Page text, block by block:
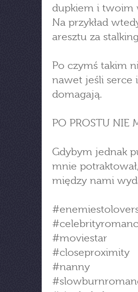
dupkiem i
Na przykład
aresztu za
Po czymś takim
nawet jeśli serce
domagają.
PO PROSTU NIE
Gdybym jednak
mnie
między nami
#moviestar
#closeproximity
#nanny